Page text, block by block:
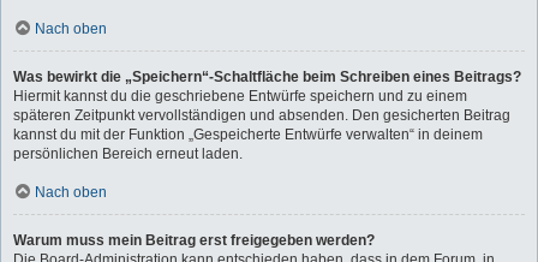
Nach oben
Was bewirkt die „Speichern“-Schaltfläche beim Schreiben eines Beitrags?
Hiermit kannst du die geschriebene Entwürfe speichern und zu einem
späteren Zeitpunkt vervollständigen und absenden. Den gesicherten Beitrag
kannst du mit der Funktion „Gespeicherte Entwürfe verwalten“ in deinem
persönlichen Bereich erneut laden.
Nach oben
Warum muss mein Beitrag erst freigegeben werden?